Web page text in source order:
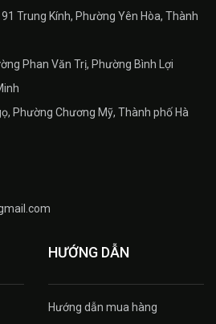
91 Trung Kính, Phường Yên Hòa, Thành
Phan Văn Trị, Phường Bình Lợi
Phường Chương Mỹ, Thành phố Hà
HƯỚNG DẪN
Hướng dẫn mua hàng